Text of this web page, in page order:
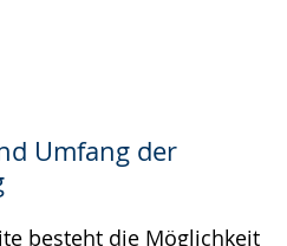
Umfang der
besteht die Möglichkeit